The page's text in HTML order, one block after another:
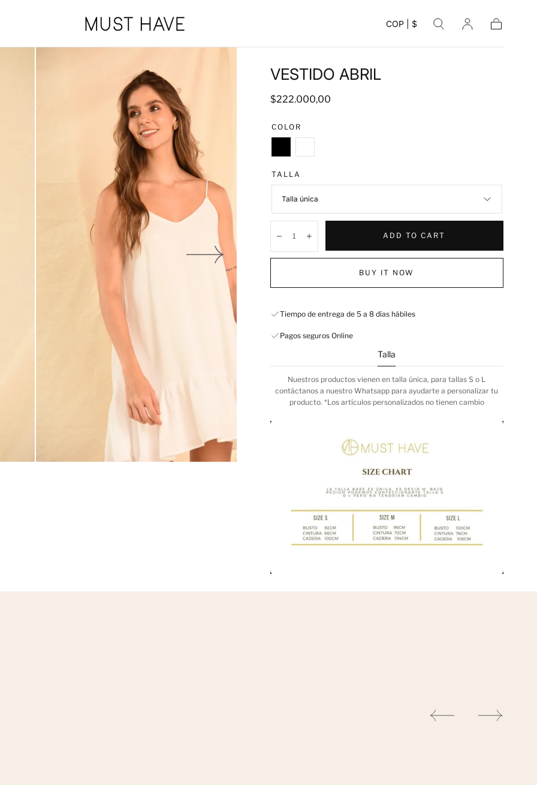
COP | $
VESTIDO ABRIL
Regular
$222.000,00
COLOR
TALLA
Talla única
DecreaseIncrease ADD TO CART
BUY IT NOW
Tiempo de entrega de 5 a 8 días hábiles
Pagos seguros Online
Talla
Nuestros productos vienen en talla única, para tallas S o L
contáctanos a nuestro Whatsapp para ayudarte a personalizar tu
producto. *Los artículos personalizados no tienen cambio